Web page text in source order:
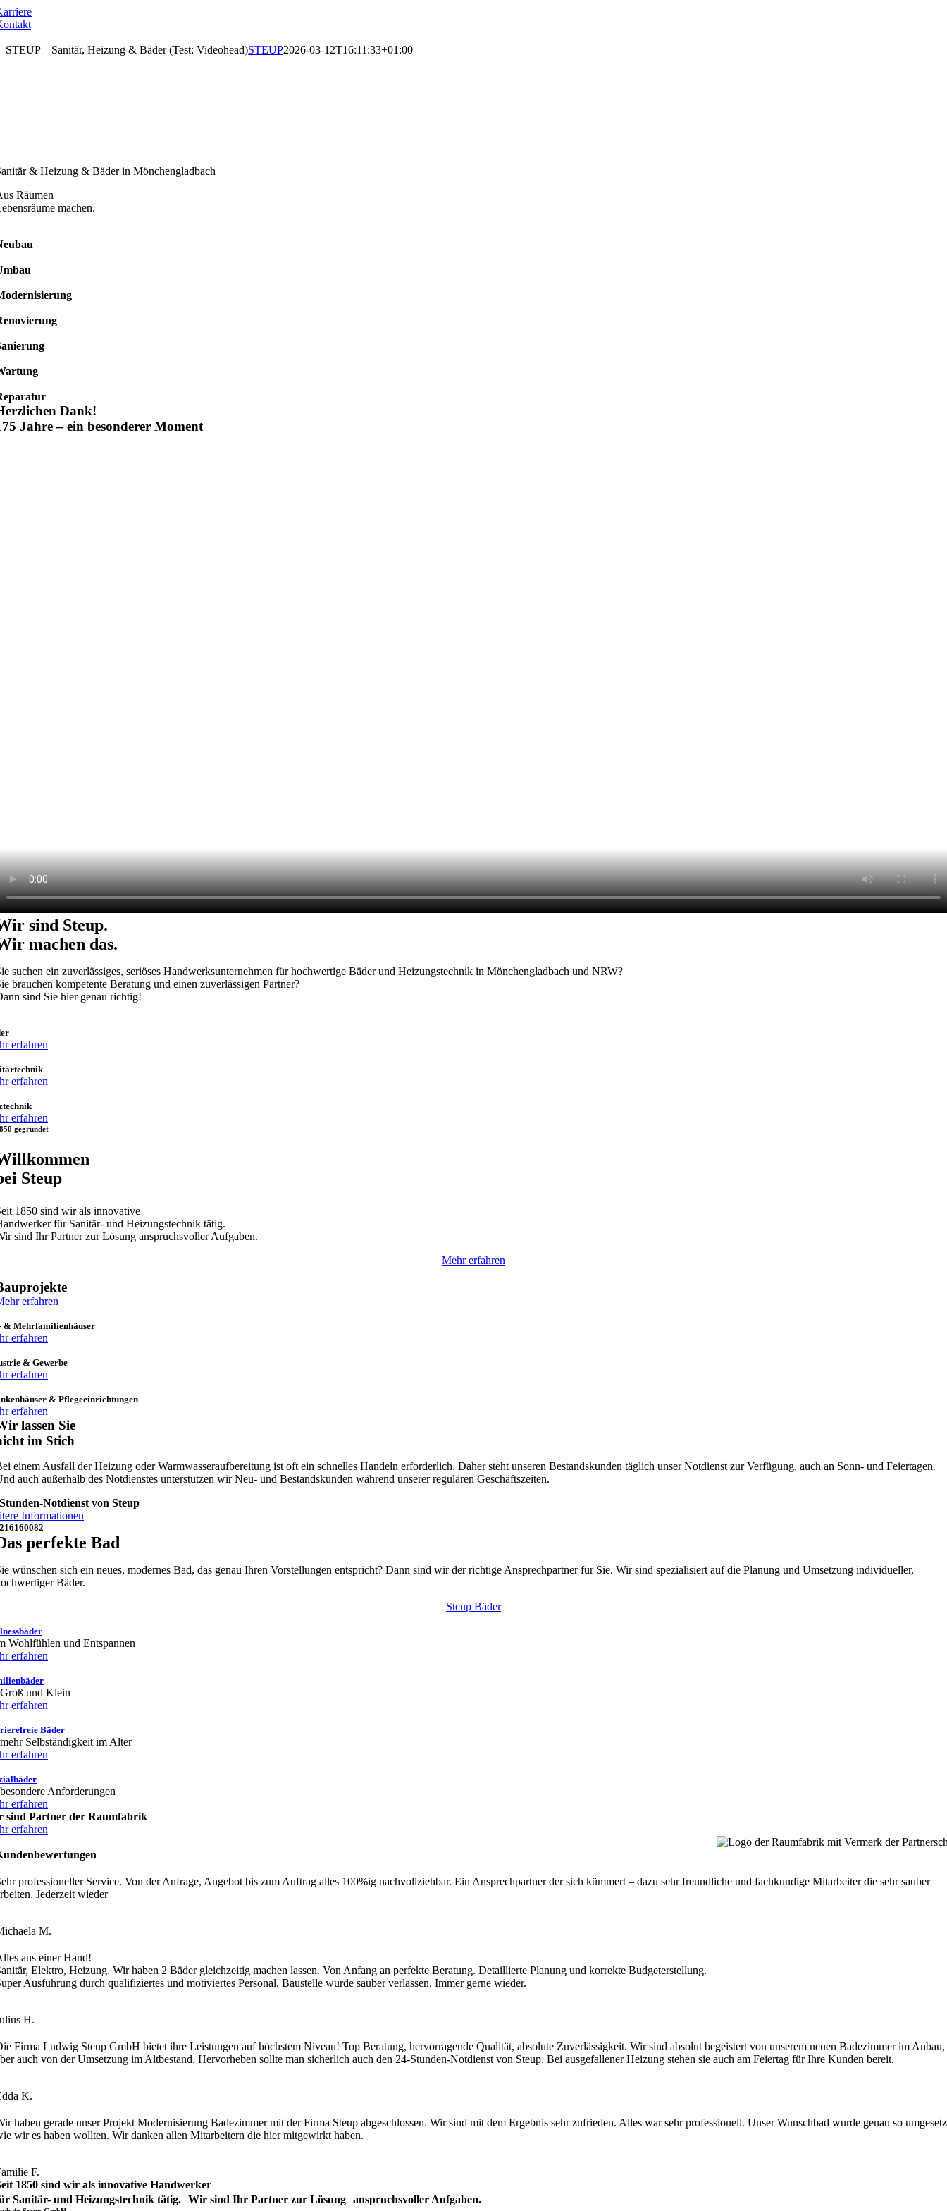
Zum
Inhalt
STEUP – Sanitär, Heizung & Bäder (Test: Videohead)STEUP2026-03-12T16:11:33+01:00
& Heizung & Bäder in Mönchengladbach
Räumen
machen.
Dank!
Jahre – ein besonderer Moment
sind Steup.
machen das.
suchen ein zuverlässiges, seriöses Handwerksunternehmen für hochwertige Bäder und Heizungstechnik in Mönchengladbach und NRW?
brauchen kompetente Beratung und einen zuverlässigen Partner?
sind Sie hier genau richtig!
erfahren
erfahren
erfahren
gegründet
Steup
1850 sind wir als innovative
für Sanitär- und Heizungstechnik tätig.
sind Ihr Partner zur Lösung anspruchsvoller Aufgaben.
Mehr erfahren
erfahren
& Mehrfamilienhäuser
erfahren
& Gewerbe
erfahren
& Pflegeeinrichtungen
erfahren
lassen Sie
im Stich
einem Ausfall der Heizung oder Warmwasseraufbereitung ist oft ein schnelles Handeln erforderlich. Daher steht unseren Bestandskunden täglich unser Notdienst zur Verfügung, auch an Sonn- und Feiertagen.
auch außerhalb des Notdienstes unterstützen wir Neu- und Bestandskunden während unserer regulären Geschäftszeiten.
Notdienst von Steup
Informationen
perfekte Bad
wünschen sich ein neues, modernes Bad, das genau Ihren Vorstellungen entspricht? Dann sind wir der richtige Ansprechpartner für Sie. Wir sind spezialisiert auf die Planung und Umsetzung individueller,
Bäder.
Steup Bäder
Wohlfühlen und Entspannen
erfahren
und Klein
erfahren
Bäder
Selbständigkeit im Alter
erfahren
Anforderungen
erfahren
sind Partner der Raumfabrik
erfahren
professioneller Service. Von der Anfrage, Angebot bis zum Auftrag alles 100%ig nachvollziehbar. Ein Ansprechpartner der sich kümmert – dazu sehr freundliche und fachkundige Mitarbeiter die sehr sauber
Jederzeit wieder
M.
aus einer Hand!
Elektro, Heizung. Wir haben 2 Bäder gleichzeitig machen lassen. Von Anfang an perfekte Beratung. Detaillierte Planung und korrekte Budgeterstellung.
Ausführung durch qualifiziertes und motiviertes Personal. Baustelle wurde sauber verlassen. Immer gerne wieder.
H.
Firma Ludwig Steup GmbH bietet ihre Leistungen auf höchstem Niveau! Top Beratung, hervorragende Qualität, absolute Zuverlässigkeit. Wir sind absolut begeistert von unserem neuen Badezimmer im Anbau,
auch von der Umsetzung im Altbestand. Hervorheben sollte man sicherlich auch den 24-Stunden-Notdienst von Steup. Bei ausgefallener Heizung stehen sie auch am Feiertag für Ihre Kunden bereit.
K.
haben gerade unser Projekt Modernisierung Badezimmer mit der Firma Steup abgeschlossen. Wir sind mit dem Ergebnis sehr zufrieden. Alles war sehr professionell. Unser Wunschbad wurde genau so
wir es haben wollten. Wir danken allen Mitarbeitern die hier mitgewirkt haben.
F.
1850 sind wir als innovative Handwerker
Sanitär- und Heizungstechnik tätig. Wir sind Ihr Partner zur Lösung anspruchsvoller Aufgaben.